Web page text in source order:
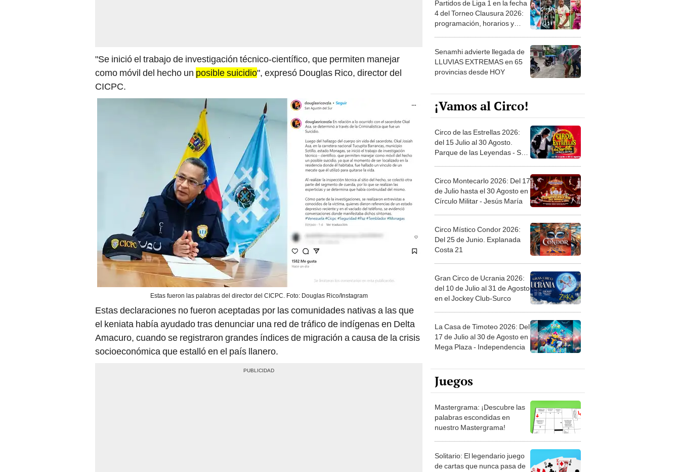
"Se inició el trabajo de investigación técnico-científico, que permiten manejar
como móvil del hecho un posible suicidio", expresó Douglas Rico, director del
CICPC.
Estas fueron las palabras del director del CICPC. Foto: Douglas Rico/Instagram
Estas declaraciones no fueron aceptadas por las comunidades nativas a las que
el keniata había ayudado tras denunciar una red de tráfico de indígenas en Delta
Amacuro, cuando se registraron grandes índices de migración a causa de la crisis
socioeconómica que estalló en el país llanero.
Partidos de Liga 1 en la fecha
4 del Torneo Clausura 2026:
programación, horarios y
Senamhi advierte llegada de
LLUVIAS EXTREMAS en 65
provincias desde HOY
¡Vamos al Circo!
Circo de las Estrellas 2026:
del 15 Julio al 30 Agosto.
Parque de las Leyendas - San
Circo Montecarlo 2026: Del 17
de Julio hasta el 30 Agosto en
Círculo Militar - Jesús María
Circo Místico Condor 2026:
Del 25 de Junio. Explanada
Costa 21
Gran Circo de Ucrania 2026:
del 10 de Julio al 31 de Agosto
en el Jockey Club-Surco
La Casa de Timoteo 2026: Del
17 de Julio al 30 de Agosto en
Mega Plaza - Independencia
Juegos
Mastergrama: ¡Descubre las
palabras escondidas en
nuestro Mastergrama!
Solitario: El legendario juego
de cartas que nunca pasa de